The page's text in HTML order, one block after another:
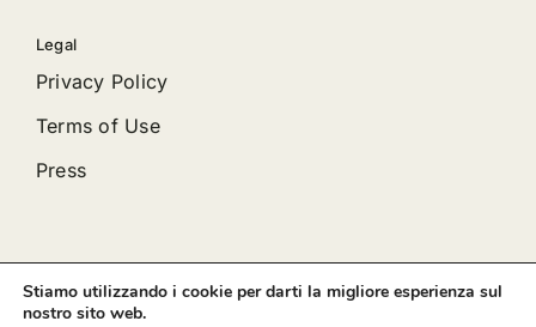
Legal
Privacy Policy
Terms of Use
Press
© 2012 - 2026 •Avadais aWebsite BuilderforWordPress
Stiamo utilizzando i cookie per darti la migliore esperienza sul
nostro sito web.